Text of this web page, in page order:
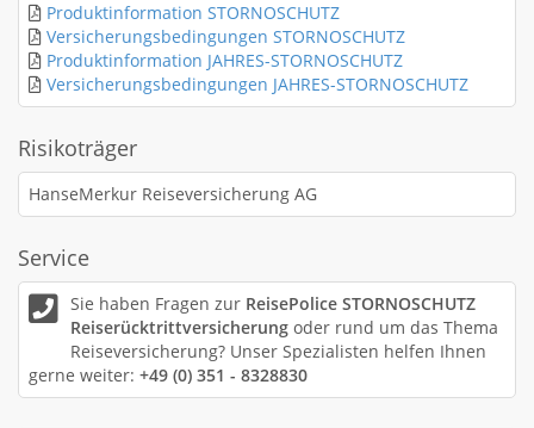
Produktinformation STORNOSCHUTZ
Versicherungsbedingungen STORNOSCHUTZ
Produktinformation JAHRES-STORNOSCHUTZ
Versicherungsbedingungen JAHRES-STORNOSCHUTZ
Risikoträger
HanseMerkur Reiseversicherung AG
Service
Sie haben Fragen zur ReisePolice STORNOSCHUTZ
Reiserücktrittversicherung oder rund um das Thema
Reiseversicherung? Unser Spezialisten helfen Ihnen
gerne weiter: +49 (0) 351 - 8328830